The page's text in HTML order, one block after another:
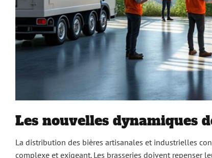
Les nouvelles dynamiques
La distribution des bières artisanales et industrielles
complexe et exigeant. Les brasseries doivent repenser